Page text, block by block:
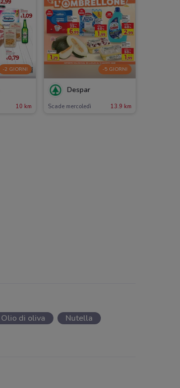
-2 GIORNI
10 km
-5 GIORNI
Despar
Scade mercoledì 13.9 km
Olio di oliva
Nutella